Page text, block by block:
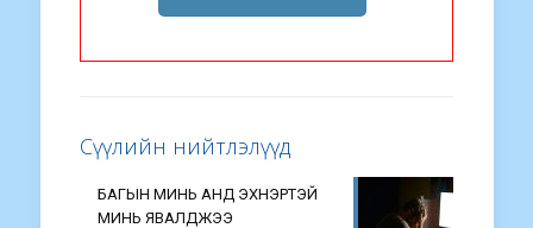
Сүүлийн нийтлэлүүд
БАГЫН МИНЬ АНД ЭХНЭРТЭЙ
МИНЬ ЯВАЛДЖЭЭ